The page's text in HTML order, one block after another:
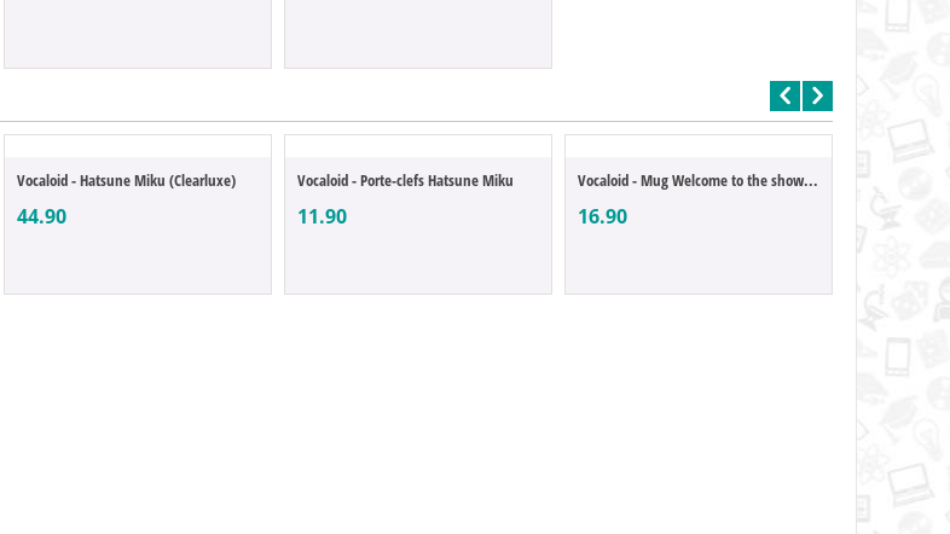
Vocaloid - Hatsune Miku (Clearluxe)
44.90
Vocaloid - Porte-clefs Hatsune Miku
11.90
Vocaloid - Mug Welcome to the show Hatsun...
16.90